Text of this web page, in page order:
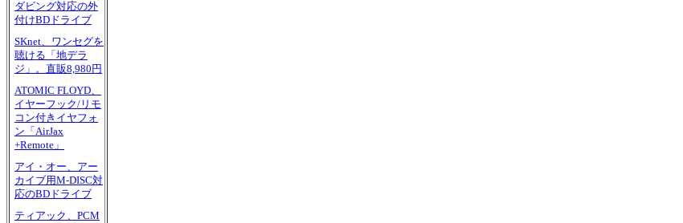
ダビング対応の外
付けBDドライブ
SKnet、ワンセグを
聴ける「地デラ
ジ」。直販8,980円
ATOMIC FLOYD、
イヤーフック/リモ
コン付きイヤフォ
ン「AirJax
+Remote」
アイ・オー、アー
カイブ用M-DISC対
応のBDドライブ
ティアック、PCM